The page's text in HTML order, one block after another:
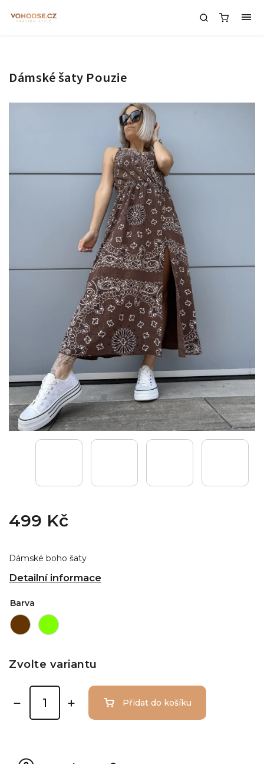
Dámské šaty Pouzie
499 Kč
Dámské boho šaty
Detailní informace
Barva
Zvolte variantu
Přidat do košíku